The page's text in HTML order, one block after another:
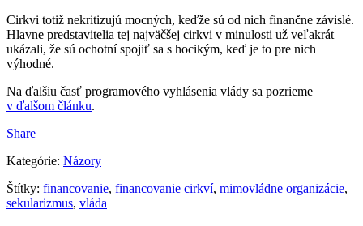
Cirkvi totiž nekritizujú mocných, keďže sú od nich finančne závislé.
Hlavne predstavitelia tej najväčšej cirkvi v minulosti už veľakrát
ukázali, že sú ochotní spojiť sa s hocikým, keď je to pre nich
výhodné.
Na ďalšiu časť programového vyhlásenia vlády sa pozrieme
v ďalšom článku.
Share
Kategórie: Názory
Štítky: financovanie, financovanie cirkví, mimovládne organizácie,
sekularizmus, vláda